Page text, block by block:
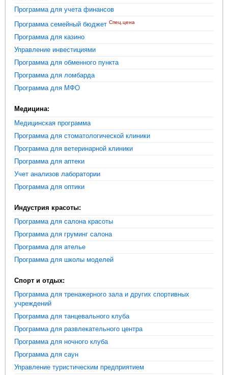
Программа для учета финансов
Программа семейный бюджет Спец.цена
Программа для казино
Управление инвестициями
Программа для обменного пункта
Программа для ломбарда
Программа для МФО
Медицина:
Медицинская программа
Программа для стоматологической клиники
Программа для ветеринарной клиники
Программа для аптеки
Учет анализов лаборатории
Программа для оптики
Индустрия красоты:
Программа для салона красоты
Программа для груминг салона
Программа для ателье
Программа для школы моделей
Спорт и отдых:
Программа для тренажерного зала и других спортивных
учреждений
Программа для танцевального клуба
Программа для развлекательного центра
Программа для ночного клуба
Программа для саун
Управление туристическим предприятием